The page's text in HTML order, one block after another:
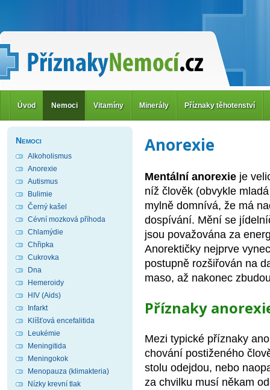
Úvod Nemoci Vitamíny Minerály Příznaky těhotenství
Anorexie
Mentální anorexie je
níž člověk (obvykle
mylně domnívá, že má
dospívání. Mění se
jsou považována za
Anorektičky nejprve
postupně rozšiřován na
maso, až nakonec
Příznaky
Mezi typické příznaky
chování postiženého
stolu odejdou, nebo
za chvilku musí někam
Nemoci
Alkoholismus
Anorexie
Autismus
Bulimie
Černý kašel
Cévní mozková příhoda
Chlamýdie
Chřipka
Cukrovka
Dna
Hemeroidy
HIV (Aids)
Infarkt
Klíšťová encefalitida
Leukémie
Meningitida
Meningokok
Menopauza (klimakteria)
Nízky krevní tlak